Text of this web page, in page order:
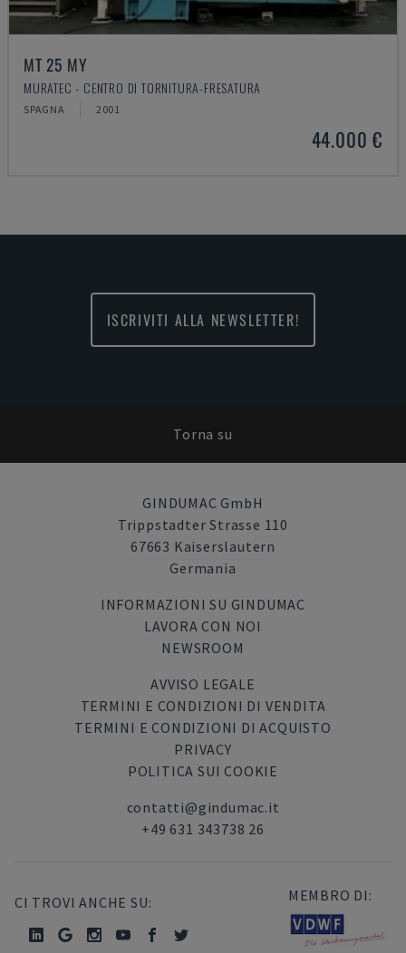
MT 25 MY
MURATEC - CENTRO DI TORNITURA-FRESATURA
SPAGNA 2001
44.000 €
ISCRIVITI ALLA NEWSLETTER!
Torna su
GINDUMAC GmbH
Trippstadter Strasse 110
67663 Kaiserslautern
Germania
INFORMAZIONI SU GINDUMAC
LAVORA CON NOI
NEWSROOM
AVVISO LEGALE
TERMINI E CONDIZIONI DI VENDITA
TERMINI E CONDIZIONI DI ACQUISTO
PRIVACY
POLITICA SUI COOKIE
contatti@gindumac.it
+49 631 343738 26
CI TROVI ANCHE SU: MEMBRO DI: